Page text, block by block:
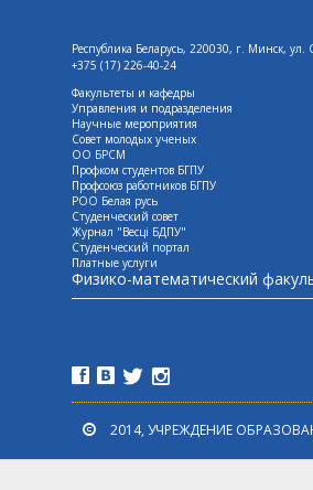
Республика Беларусь, 220030, г. Минск, ул.
+375 (17) 226-40-24
Факультеты и кафедры
Управления и подразделения
Научные мероприятия
Совет молодых ученых
ОО БРСМ
Профком студентов БГПУ
Профсоюз работников БГПУ
РОО Белая русь
Студенческий совет
Журнал "Весцi БДПУ"
Студенческий портал
Платные услуги
Физико-математический
2014, УЧРЕЖДЕНИЕ